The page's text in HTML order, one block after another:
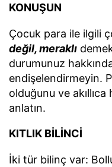
KONUŞUN
Çocuk para ile ilgili
değil, meraklı
durumunuz
endişelendirmeyin.
olduğunu ve
anlatın.
KITLIK BİLİNCİ
İki tür bilinç var: